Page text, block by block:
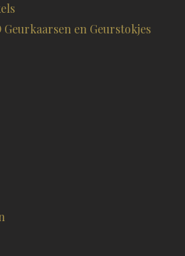
en Geurstokjes